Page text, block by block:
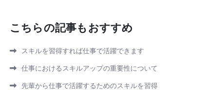
こちらの記事もおすすめ
スキルを習得すれば仕事で活躍できます
仕事におけるスキルアップの重要性について
先輩から仕事で活躍するためのスキルを習得